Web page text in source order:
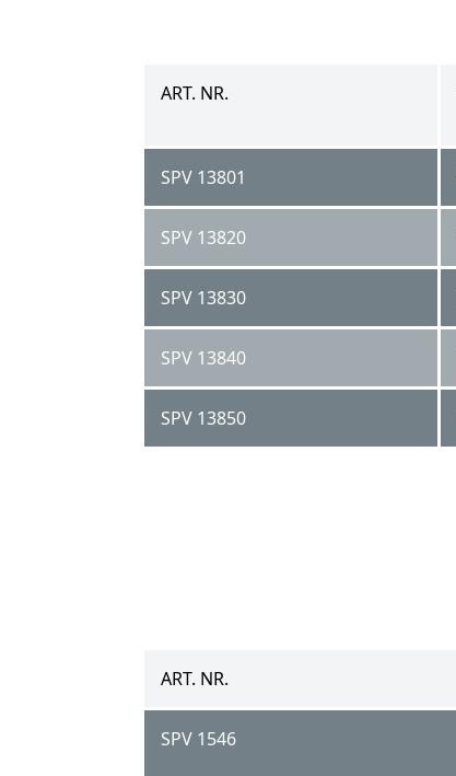
ART. NR.
SPV 13801
SPV 13820
SPV 13830
SPV 13840
SPV 13850
ART. NR.
SPV 1546